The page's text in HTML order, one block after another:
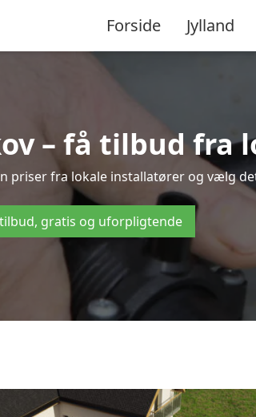
Forside Jylland
– få tilbud fra
priser fra lokale installatører og vælg
tilbud, gratis og uforpligtende